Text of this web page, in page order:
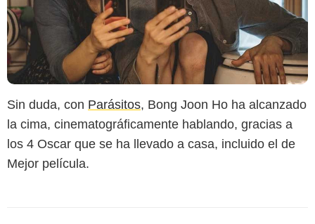
Sin duda, con Parásitos, Bong Joon Ho ha alcanzado
la cima, cinematográficamente hablando, gracias a
los 4 Oscar que se ha llevado a casa, incluido el de
Mejor película.